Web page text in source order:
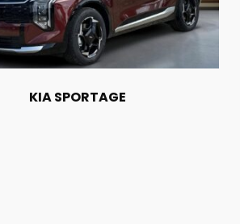
KIA SPORTAGE